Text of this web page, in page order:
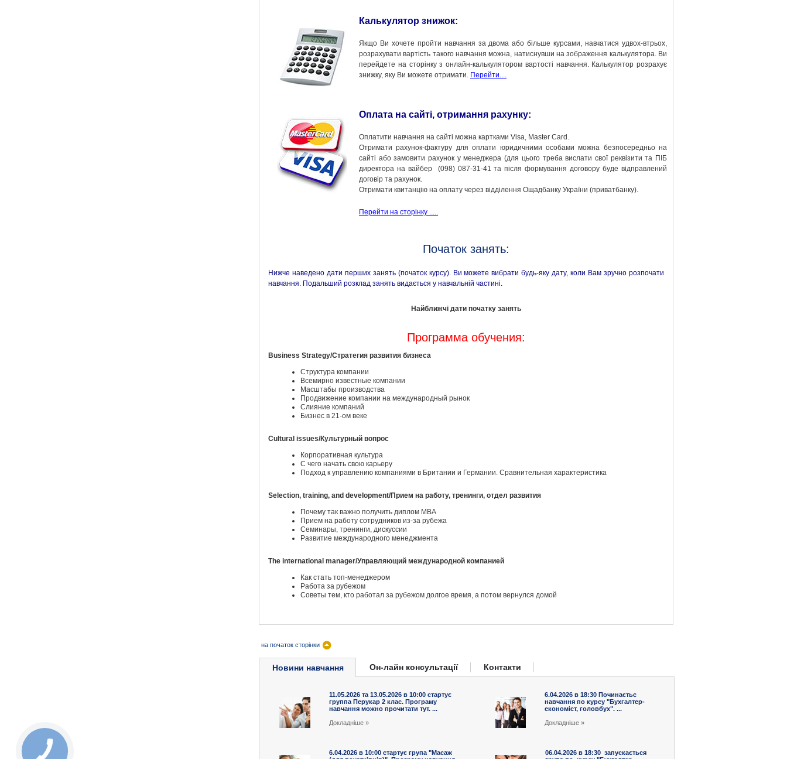
Калькулятор знижок:
Якщо Ви хочете пройти навчання за двома або більше курсами, навчатися удвох-втрьох,
розрахувати вартість такого навчання можна, натиснувши на зображення калькулятора. Ви
перейдете на сторінку з онлайн-калькулятором вартості навчання. Калькулятор розрахує
знижку, яку Ви можете отримати. Перейти....
Оплата на сайті, отримання рахунку:
Оплатити навчання на сайті можна картками Visa, Master Card.
Отримати рахунок-фактуру для оплати юридичними особами можна безпосередньо на
сайті або замовити рахунок у менеджера (для цього треба вислати свої реквізити та ПІБ
директора на вайбер (098) 087-31-41 та після формування договору буде відправлений
договір та рахунок.
Отримати квитанцію на оплату через відділення Ощадбанку України (приватбанку).
Перейти на сторінку .....
Початок занять:
Нижче наведено дати перших занять (початок курсу). Ви можете вибрати будь-яку дату, коли Вам зручно розпочати
навчання. Подальший розклад занять видається у навчальній частині.
Найближчі дати початку занять
Программа обучения:
Business Strategy/Стратегия развития бизнеса
Структура компании
Всемирно известные компании
Масштабы производства
Продвижение компании на международный рынок
Слияние компаний
Бизнес в 21-ом веке
Cultural issues/Культурный вопрос
Корпоративная культура
С чего начать свою карьеру
Подход к управлению компаниями в Британии и Германии. Сравнительная характеристика
Selection, training, and development/Прием на работу, тренинги, отдел развития
Почему так важно получить диплом MBA
Прием на работу сотрудников из-за рубежа
Семинары, тренинги, дискуссии
Развитие международного менеджмента
The international manager/Управляющий международной компанией
Как стать топ-менеджером
Работа за рубежом
Советы тем, кто работал за рубежом долгое время, а потом вернулся домой
на початок сторінки
Новини навчання Он-лайн консультації Контакти
11.05.2026 та 13.05.2026 в 10:00 cтартує
группа Перукар 2 клас. Програму
навчання можно прочитати тут. ...
Докладніше »
6.04.2026 в 18:30 Починаєтьс
навчання по курсу "Бухгалтер-
економіст, головбух". ...
Докладніше »
6.04.2026 в 10:00 стартує група "Масаж
06.04.2026 в 18:30 запускається